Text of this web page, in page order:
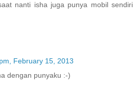
nanti isha juga punya mobil sendiri
February 15, 2013
dengan punyaku :-)